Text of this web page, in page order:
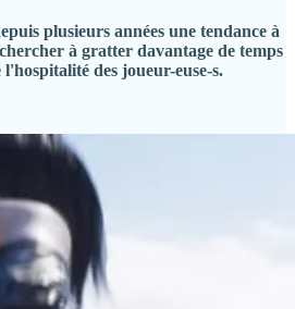
plusieurs années une tendance à
à gratter davantage de temps
des joueur-euse-s.